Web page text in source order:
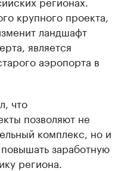
крупного проекта,
ландшафт
является
аэропорта в
что
позволяют не
комплекс, но и
заработную
региона.